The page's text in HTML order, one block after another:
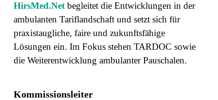
HirsMed.Net begleitet die Entwicklungen in der
ambulanten Tariflandschaft und setzt sich für
praxistaugliche, faire und zukunftsfähige
Lösungen ein. Im Fokus stehen TARDOC sowie
die Weiterentwicklung ambulanter Pauschalen.
Kommissionsleiter